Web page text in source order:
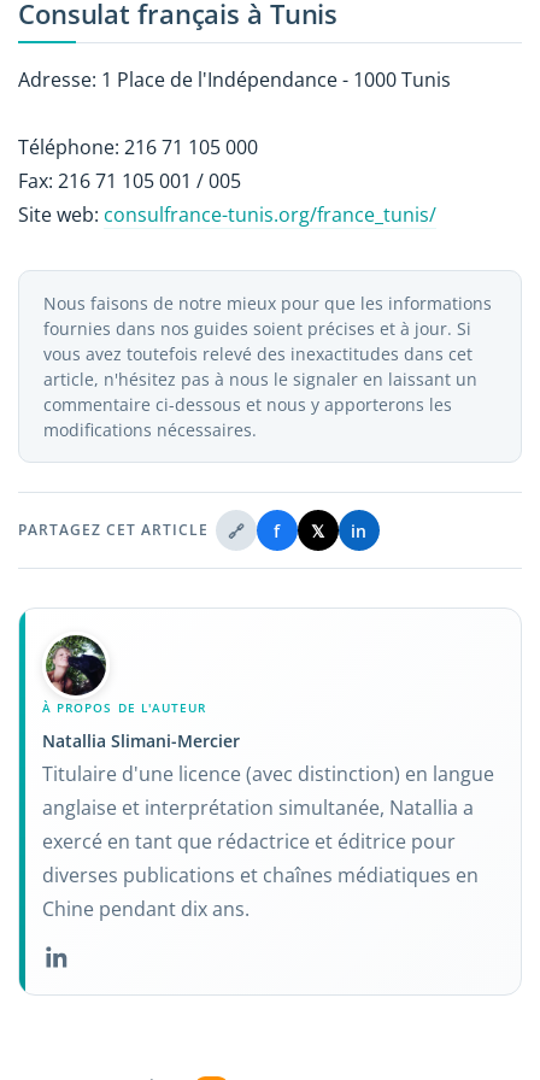
Consulat français à Tunis
Adresse: 1 Place de l'Indépendance - 1000 Tunis
Téléphone: 216 71 105 000
Fax: 216 71 105 001 / 005
Site web: consulfrance-tunis.org/france_tunis/
Nous faisons de notre mieux pour que les informations
fournies dans nos guides soient précises et à jour. Si
vous avez toutefois relevé des inexactitudes dans cet
article, n'hésitez pas à nous le signaler en laissant un
commentaire ci-dessous et nous y apporterons les
modifications nécessaires.
PARTAGEZ CET ARTICLE 🔗 f 𝕏 in
À PROPOS DE L'AUTEUR
Natallia Slimani-Mercier
Titulaire d'une licence (avec distinction) en langue
anglaise et interprétation simultanée, Natallia a
exercé en tant que rédactrice et éditrice pour
diverses publications et chaînes médiatiques en
Chine pendant dix ans.